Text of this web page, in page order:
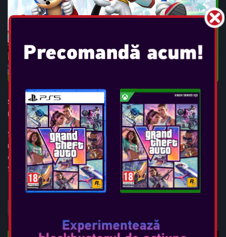
SONIC X SHADOW GENERATIONS
Data Lansării: oct 25, 2024
Sonic ariciul Shadow the Hedgehog revine cu Sonic clasic și
modern în SONIC X SHADOW GENERATIONS, o colecție
complet nouă, cu două experiențe unice! Joacă în rolul
Shadow într-o poveste nou-nouță, cu ...